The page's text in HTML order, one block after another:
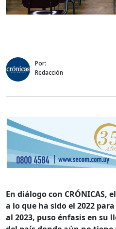
Por:
Redacción
En diálogo con CRÓNICAS,
a lo que ha sido el 2022
al 2023, puso énfasis en su